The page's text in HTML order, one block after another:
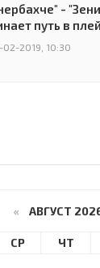
-
путь в
02-2019, 10:30
« АВГУСТ
СР ЧТ